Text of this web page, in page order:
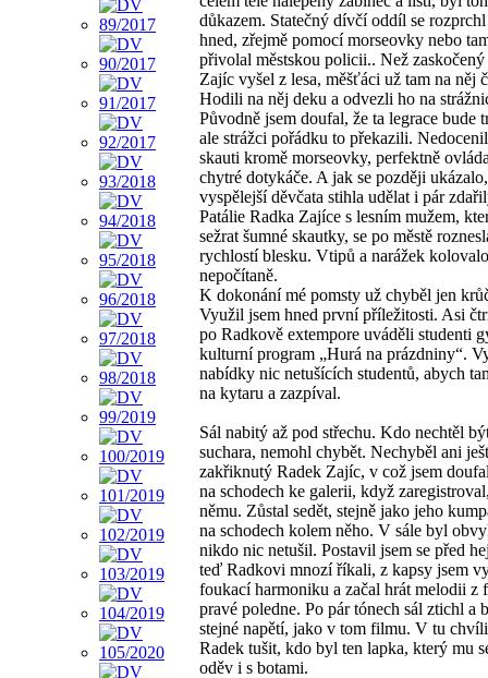
důkazem. Statečný dívčí oddíl se rozprchl
hned, zřejmě pomocí morseovky nebo
přivolal městskou policii.. Než zaskočený
Zajíc vyšel z lesa, měšťáci už tam na něj
Hodili na něj deku a odvezli ho na
Původně jsem doufal, že ta legrace bude
ale strážci pořádku to překazili.
skauti kromě morseovky, perfektně
chytré dotykáče. A jak se později
vyspělejší děvčata stihla udělat i pár
Patálie Radka Zajíce s lesním mužem,
sežrat šumné skautky, se po městě
rychlostí blesku. Vtipů a narážek kolovalo
nepočítaně.
K dokonání mé pomsty už chyběl jen
Využil jsem hned první příležitosti. Asi
po Radkově extempore uváděli studenti
kulturní program „Hurá na prázdniny“.
nabídky nic netušících studentů, abych
na kytaru a zazpíval.
Sál nabitý až pod střechu. Kdo nechtěl
suchara, nemohl chybět. Nechyběl ani
zakřiknutý Radek Zajíc, v což jsem
na schodech ke galerii, když
němu. Zůstal sedět, stejně jako jeho
na schodech kolem něho. V sále byl
nikdo nic netušil. Postavil jsem se před
teď Radkovi mnozí říkali, z kapsy jsem
foukací harmoniku a začal hrát melodii z
pravé poledne. Po pár tónech sál ztichl a
stejné napětí, jako v tom filmu. V tu
Radek tušit, kdo byl ten lapka, který mu
oděv i s botami.